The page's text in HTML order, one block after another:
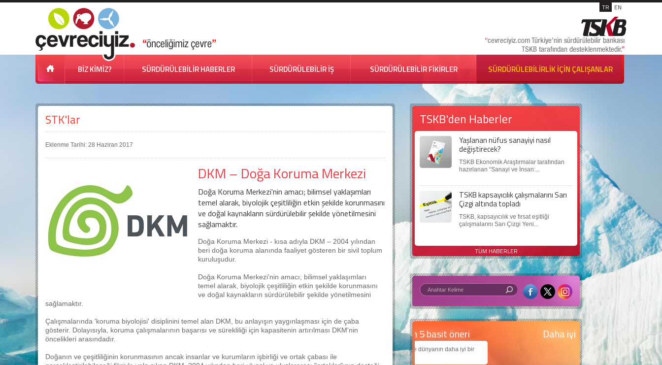
TR EN
BİZ KİMİZ? SÜRDÜRÜLEBİLİR HABERLER SÜRDÜRÜLEBİLİR İŞ SÜRDÜRÜLEBİLİR FİKİRLER SÜRDÜRÜLEBİLİRLİK İÇİN ÇALIŞANLAR
STK'lar
Eklenme Tarihi: 28 Haziran 2017
DKM – Doğa Koruma Merkezi
Doğa Koruma Merkezi'nin amacı; bilimsel yaklaşımları
temel alarak, biyolojik çeşitliliğin etkin şekilde korunmasını
ve doğal kaynakların sürdürülebilir şekilde yönetilmesini
sağlamaktır.
Doğa Koruma Merkezi - kısa adıyla DKM – 2004 yılından
beri doğa koruma alanında faaliyet gösteren bir sivil toplum
kuruluşudur.
Doğa Koruma Merkezi'nin amacı; bilimsel yaklaşımları
temel alarak, biyolojik çeşitliliğin etkin şekilde korunmasını
ve doğal kaynakların sürdürülebilir şekilde yönetilmesini
sağlamaktır.
Çalışmalarında 'koruma biyolojisi' disiplinini temel alan DKM, bu anlayışın yaygınlaşması için de çaba
gösterir. Dolayısıyla, koruma çalışmalarının başarısı ve sürekliliği için kapasitenin artırılması DKM'nin
öncelikleri arasındadır.
Doğanın ve çeşitliliğinin korunmasının ancak insanlar ve kurumların işbirliği ve ortak çabası ile
TSKB'den Haberler
Yaşlanan nüfus sanayiyi nasıl
değiştirecek?
TSKB Ekonomik Araştırmalar tarafından
hazırlanan “Sanayi ve İnsan:...
TSKB kapsayıcılık çalışmalarını Sarı
Çizgi altında topladı
TSKB, kapsayıcılık ve fırsat eşitliği
çalışmalarını Sarı Çizgi Yeni...
TÜM HABERLER
Daha iyi bir dünya için yapay zekâ
Çocuklarımıza daha güzel bir dünya bırakabilmek için